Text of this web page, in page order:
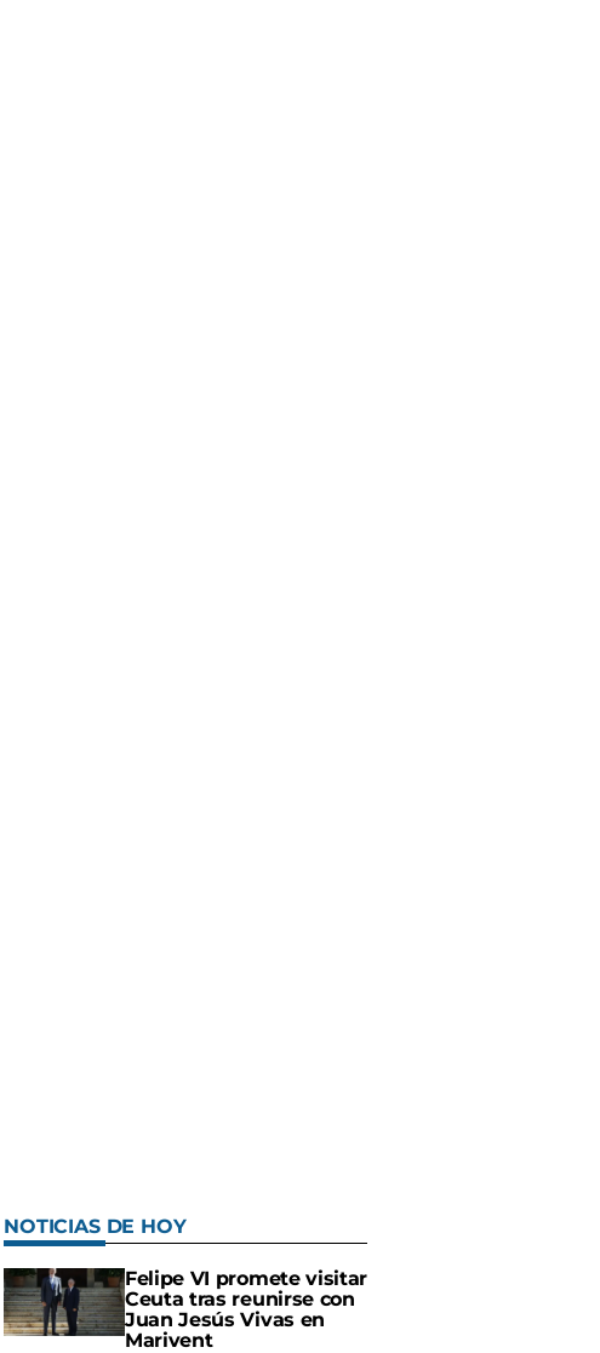
NOTICIAS DE HOY
Felipe VI promete visitar
Ceuta tras reunirse con
Juan Jesús Vivas en
Marivent